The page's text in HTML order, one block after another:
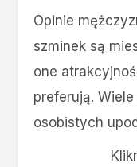
Opinie
szminek są
one
preferują.
osobistych